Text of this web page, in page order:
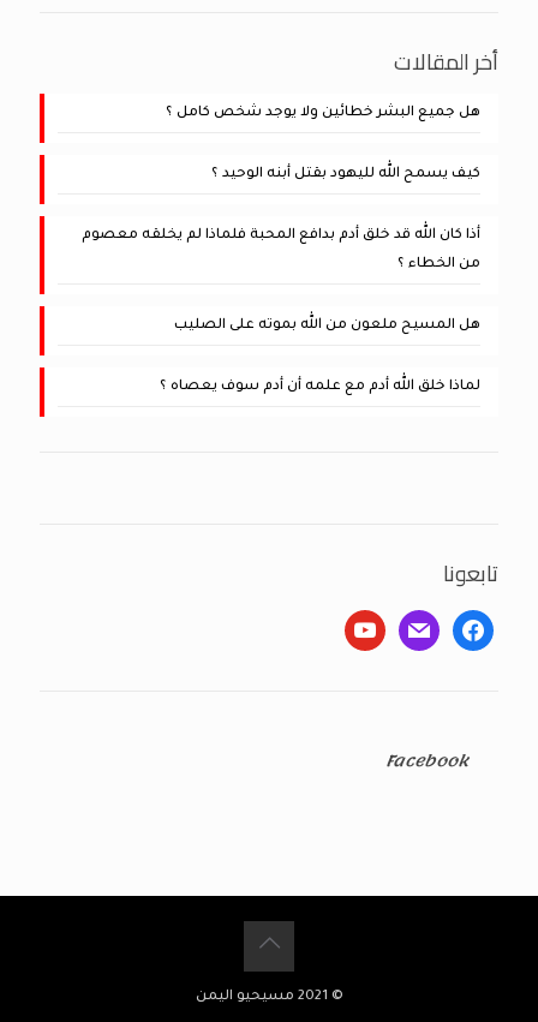
أخر المقالات
هل جميع البشر خطائين ولا يوجد شخص كامل ؟
كيف يسمح الله لليهود بقتل أبنه الوحيد ؟
أذا كان الله قد خلق أدم بدافع المحبة فلماذا لم يخلقه معصوم
من الخطاء ؟
هل المسيح ملعون من الله بموته على الصليب
لماذا خلق الله أدم مع علمه أن أدم سوف يعصاه ؟
تابعونا
facebook
mail
youtube
Facebook
© 2021 مسيحيو اليمن